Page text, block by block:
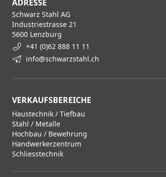
ADRESSE
Schwarz Stahl AG
Industriestrasse 21
5600 Lenzburg
+41 (0)62 888 11 11
info@schwarzstahl.ch
VERKAUFSBEREICHE
Haustechnik / Tiefbau
Stahl / Metalle
Hochbau / Bewehrung
Handwerkerzentrum
Schliesstechnik